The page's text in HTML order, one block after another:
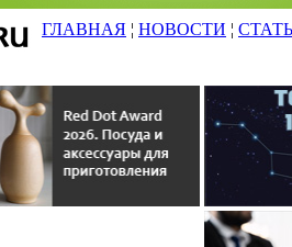
ГЛАВНАЯ ¦ НОВОСТИ ¦